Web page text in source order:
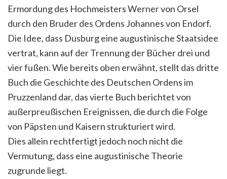
Ermordung des Hochmeisters Werner von Orsel
durch den Bruder des Ordens Johannes von Endorf.
Die Idee, dass Dusburg eine augustinische Staatsidee
vertrat, kann auf der Trennung der Bücher drei und
vier fußen. Wie bereits oben erwähnt, stellt das dritte
Buch die Geschichte des Deutschen Ordens im
Pruzzenland dar, das vierte Buch berichtet von
außerpreußischen Ereignissen, die durch die Folge
von Päpsten und Kaisern strukturiert wird.
Dies allein rechtfertigt jedoch noch nicht die
Vermutung, dass eine augustinische Theorie
zugrunde liegt.